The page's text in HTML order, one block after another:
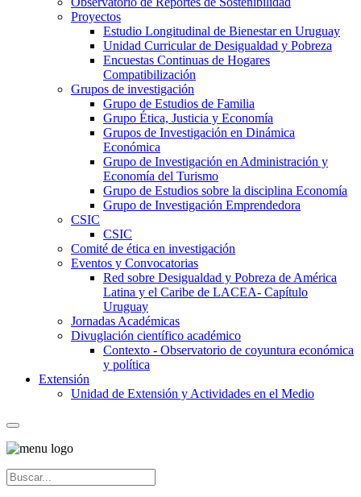
Proyectos
Estudio Longitudinal de Bienestar en Uruguay
Unidad Curricular de Desigualdad y Pobreza
Encuestas Continuas de Hogares
Compatibilización
Grupos de investigación
Grupo de Estudios de Familia
Grupo Ética, Justicia y Economía
Grupos de Investigación en Dinámica
Económica
Grupo de Investigación en Administración y
Economía del Turismo
Grupo de Estudios sobre la disciplina Economía
Grupo de Investigación Emprendedora
CSIC
CSIC
Comité de ética en investigación
Eventos y Convocatorias
Red sobre Desigualdad y Pobreza de América
Latina y el Caribe de LACEA- Capítulo
Uruguay
Jornadas Académicas
Divuglación científico académico
Contexto - Observatorio de coyuntura económica
y política
Extensión
Unidad de Extensión y Actividades en el Medio